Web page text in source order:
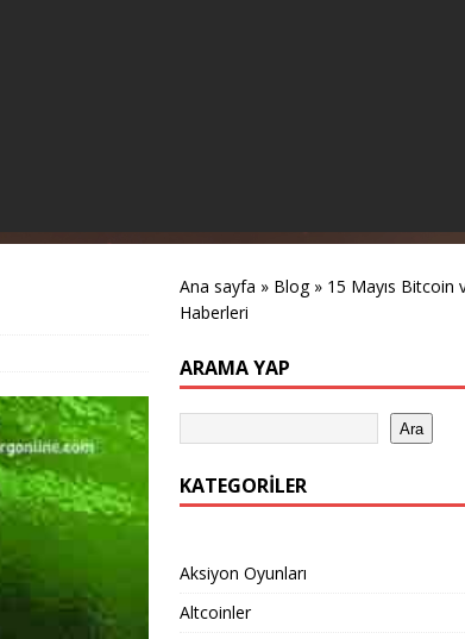
Ana sayfa » Blog» 15 Mayıs Bitcoin
Haberleri
ARAMA YAP
Ara
KATEGORILER
Aksiyon Oyunları
Altcoinler